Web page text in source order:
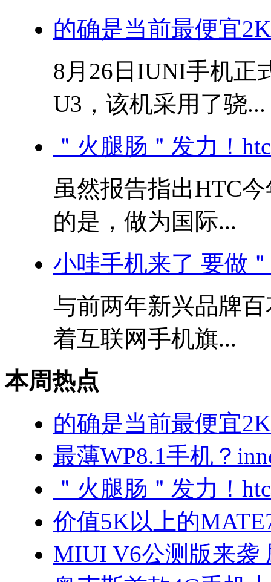
的确是当前最便宜
8月26日IUNI手机正
U3，该机采用了骁...
＂火腿肠＂发力！
虽然报告指出HTC
的是，做为国际...
小哇手机来了 要做
与前两年新兴品牌
着互联网手机旗...
本周热点
的确是当前最便宜
最薄WP8.1手机？
＂火腿肠＂发力！
价值5K以上的
MIUI V6公测版来袭